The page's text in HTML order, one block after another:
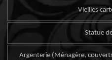
Vieilles
Statue
Argenterie (Ménagère,